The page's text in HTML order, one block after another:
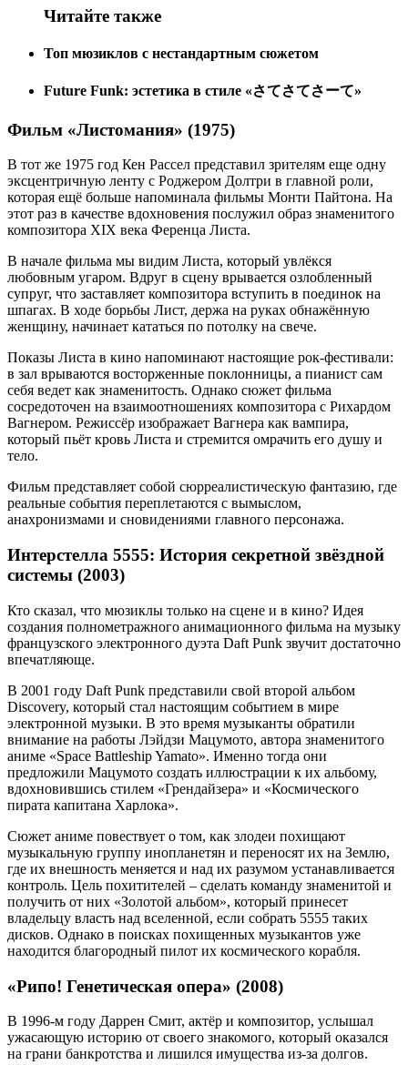
Читайте также
Топ мюзиклов с нестандартным сюжетом
Future Funk: эстетика в стиле «さてさてさーて»
Фильм «Листомания» (1975)
В тот же 1975 год Кен Рассел представил зрителям еще одну
эксцентричную ленту с Роджером Долтри в главной роли,
которая ещё больше напоминала фильмы Монти Пайтона. На
этот раз в качестве вдохновения послужил образ знаменитого
композитора XIX века Ференца Листа.
В начале фильма мы видим Листа, который увлёкся
любовным угаром. Вдруг в сцену врывается озлобленный
супруг, что заставляет композитора вступить в поединок на
шпагах. В ходе борьбы Лист, держа на руках обнажённую
женщину, начинает кататься по потолку на свече.
Показы Листа в кино напоминают настоящие рок-фестивали:
в зал врываются восторженные поклонницы, а пианист сам
себя ведет как знаменитость. Однако сюжет фильма
сосредоточен на взаимоотношениях композитора с Рихардом
Вагнером. Режиссёр изображает Вагнера как вампира,
который пьёт кровь Листа и стремится омрачить его душу и
тело.
Фильм представляет собой сюрреалистическую фантазию, где
реальные события переплетаются с вымыслом,
анахронизмами и сновидениями главного персонажа.
Интерстелла 5555: История секретной звёздной
системы (2003)
Кто сказал, что мюзиклы только на сцене и в кино? Идея
создания полнометражного анимационного фильма на музыку
французского электронного дуэта Daft Punk звучит достаточно
впечатляюще.
В 2001 году Daft Punk представили свой второй альбом
Discovery, который стал настоящим событием в мире
электронной музыки. В это время музыканты обратили
внимание на работы Лэйдзи Мацумото, автора знаменитого
аниме «Space Battleship Yamato». Именно тогда они
предложили Мацумото создать иллюстрации к их альбому,
вдохновившись стилем «Грендайзера» и «Космического
пирата капитана Харлока».
Сюжет аниме повествует о том, как злодеи похищают
музыкальную группу инопланетян и переносят их на Землю,
где их внешность меняется и над их разумом устанавливается
контроль. Цель похитителей – сделать команду знаменитой и
получить от них «Золотой альбом», который принесет
владельцу власть над вселенной, если собрать 5555 таких
дисков. Однако в поисках похищенных музыкантов уже
находится благородный пилот их космического корабля.
«Рипо! Генетическая опера» (2008)
В 1996-м году Даррен Смит, актёр и композитор, услышал
ужасающую историю от своего знакомого, который оказался
на грани банкротства и лишился имущества из-за долгов.